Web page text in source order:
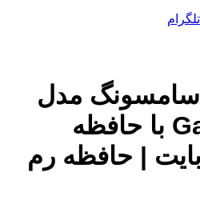
تلگرام
مدل
Galaxy A22 5G با حافظه
گیگابایت | حافظه رم